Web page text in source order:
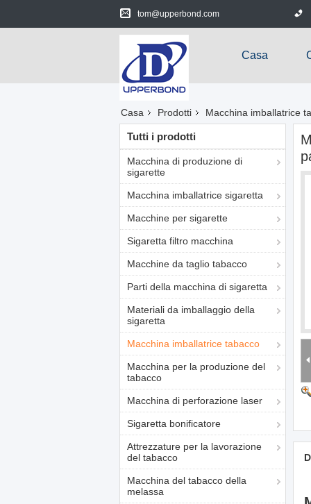
tom@upperbond.com
Casa
Casa Prodotti Macchina imballatrice
Tutti i prodotti
Macchina di produzione di
sigarette
Macchina imballatrice sigaretta
Macchine per sigarette
Sigaretta filtro macchina
Macchine da taglio tabacco
Parti della macchina di sigaretta
Materiali da imballaggio della
sigaretta
Macchina imballatrice tabacco
Macchina per la produzione del
tabacco
Macchina di perforazione laser
Sigaretta bonificatore
Attrezzature per la lavorazione
del tabacco
Macchina del tabacco della
melassa